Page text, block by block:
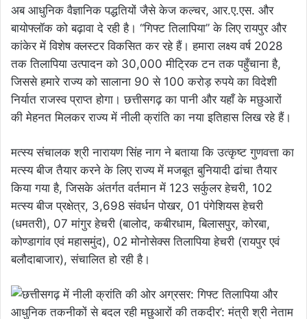
अब आधुनिक वैज्ञानिक पद्धतियों जैसे केज कल्चर, आर.ए.एस. और
बायोफ्लॉक को बढ़ावा दे रही है। ‘‘गिफ्ट तिलापिया’’ के लिए रायपुर और
कांकेर में विशेष क्लस्टर विकसित कर रहे हैं। हमारा लक्ष्य वर्ष 2028
तक तिलापिया उत्पादन को 30,000 मीट्रिक टन तक पहुँचाना है,
जिससे हमारे राज्य को सालाना 90 से 100 करोड़ रुपये का विदेशी
निर्यात राजस्व प्राप्त होगा। छत्तीसगढ़ का पानी और यहाँ के मछुआरों
की मेहनत मिलकर राज्य में नीली क्रांति का नया इतिहास लिख रहे हैं।
मत्स्य संचालक श्री नारायण सिंह नाग ने बताया कि उत्कृष्ट गुणवत्ता का
मत्स्य बीज तैयार करने के लिए राज्य में मजबूत बुनियादी ढांचा तैयार
किया गया है, जिसके अंतर्गत वर्तमान में 123 सर्कुलर हेचरी, 102
मत्स्य बीज प्रक्षेत्र, 3,698 संवर्धन पोखर, 01 पंगेशियस हेचरी
(धमतरी), 07 मांगुर हेचरी (बालोद, कबीरधाम, बिलासपुर, कोरबा,
कोण्डागांव एवं महासमुंद), 02 मोनोसेक्स तिलापिया हेचरी (रायपुर एवं
बलौदाबाजार), संचालित हो रही है।